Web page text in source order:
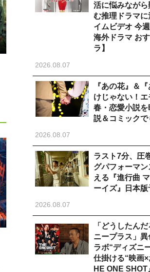
活に悩みなが
む推理ドラマに
イムビデオ 今
海外ドラマ お
ラ】
2026.08.07
『あの花』＆
けじゃない！
春・恋愛小説
説＆コミックで
2026.08.07
ラスト7分、圧
グパフォーマ
える『進行曲
ーイズ』日本版
2026.08.07
「どうしたん
ニープラス」異
ラボ“ディズニ
仕掛ける“映画
HE ONE SHOT